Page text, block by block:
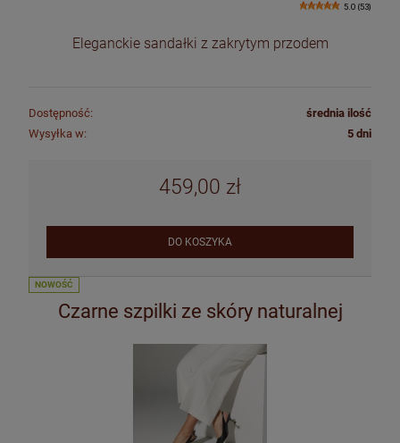
5.0 (53)
Eleganckie sandałki z zakrytym przodem
Dostępność:
średnia ilość
Wysyłka w:
5 dni
459,00 zł
DO KOSZYKA
Czarne szpilki ze skóry naturalnej
NOWOŚĆ